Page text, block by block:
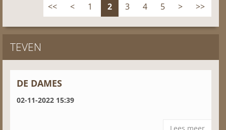
<< < 1 2 3 4 5 > >>
TEVEN
DE DAMES
02-11-2022 15:39